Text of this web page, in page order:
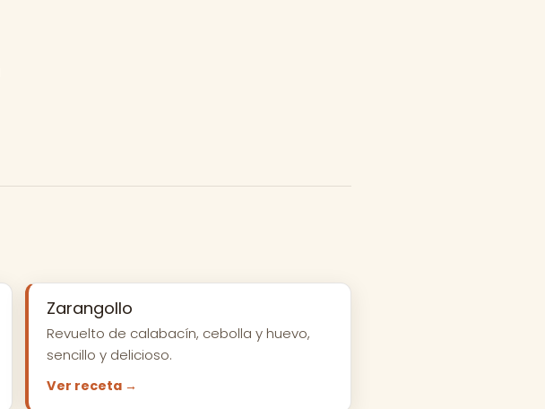
Zarangollo
Revuelto de calabacín, cebolla y huevo,
sencillo y delicioso.
Ver receta →